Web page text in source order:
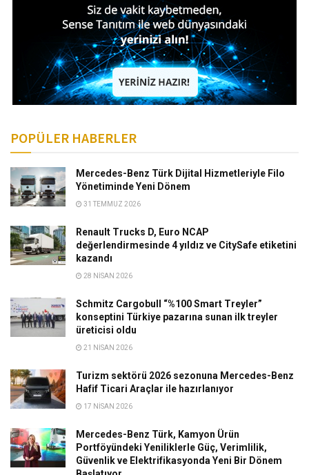
POPÜLER HABERLER
Mercedes-Benz Türk Dijital Hizmetleriyle Filo
Yönetiminde Yeni Dönem
31 TEMMUZ 2026
Renault Trucks D, Euro NCAP
değerlendirmesinde 4 yıldız ve CitySafe etiketini
kazandı
28 NISAN 2026
Schmitz Cargobull “%100 Smart Treyler”
konseptini Türkiye pazarına sunan ilk treyler
üreticisi oldu
21 NISAN 2026
Turizm sektörü 2026 sezonuna Mercedes-Benz
Hafif Ticari Araçlar ile hazırlanıyor
17 NISAN 2026
Mercedes-Benz Türk, Kamyon Ürün
Portföyündeki Yeniliklerle Güç, Verimlilik,
Güvenlik ve Elektrifikasyonda Yeni Bir Dönem